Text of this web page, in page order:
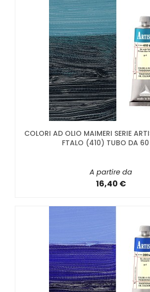
COLORI AD OLIO MAIMERI SERIE
FTALO (410) TUBO DA 60
A partire da
16,40 €